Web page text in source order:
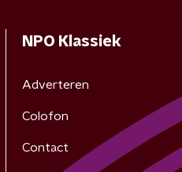
NPO Klassiek
Adverteren
Colofon
Contact